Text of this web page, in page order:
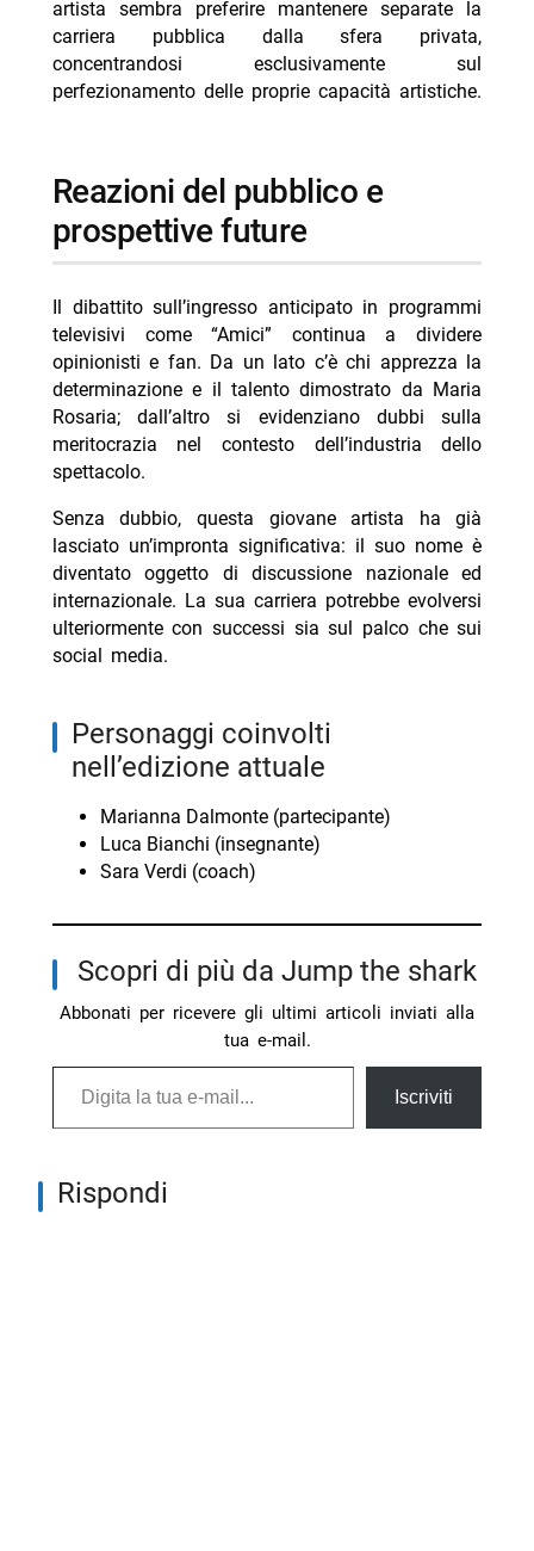
artista sembra preferire mantenere separate la
carriera pubblica dalla sfera privata,
concentrandosi esclusivamente sul
perfezionamento delle proprie capacità artistiche.
reazioni del pubblico e
prospettive future
Il dibattito sull’ingresso anticipato in programmi
televisivi come “Amici” continua a dividere
opinionisti e fan. Da un lato c’è chi apprezza la
determinazione e il talento dimostrato da Maria
Rosaria; dall’altro si evidenziano dubbi sulla
meritocrazia nel contesto dell’industria dello
spettacolo.
Senza dubbio, questa giovane artista ha già
lasciato un’impronta significativa: il suo nome è
diventato oggetto di discussione nazionale ed
internazionale. La sua carriera potrebbe evolversi
ulteriormente con successi sia sul palco che sui
social media.
personaggi coinvolti
nell’edizione attuale
Marianna Dalmonte (partecipante)
Luca Bianchi (insegnante)
Sara Verdi (coach)
Scopri di più da Jump the shark
Abbonati per ricevere gli ultimi articoli inviati alla
tua e-mail.
Digita la tua e-mail...
Iscriviti
Rispondi